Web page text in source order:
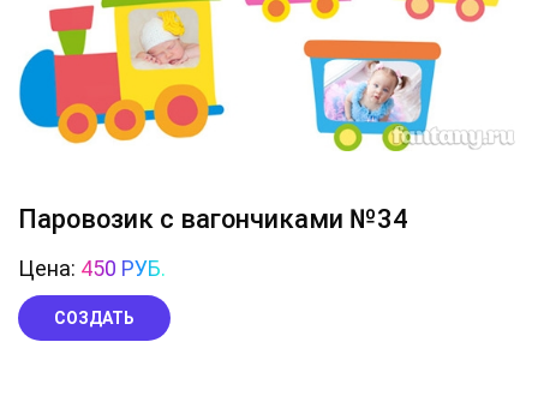
Паровозик с вагончиками №34
Цена: 450 РУБ.
СОЗДАТЬ